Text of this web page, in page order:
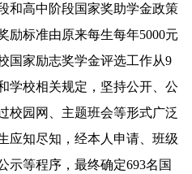
和高中阶段国家奖助学金政策
励标准由原来每生每年5000元
国家励志奖学金评选工作从9
学校相关规定，坚持公开、公
校园网、主题班会等形式广泛
应知尽知，经本人申请、班级
示等程序，最终确定693名国